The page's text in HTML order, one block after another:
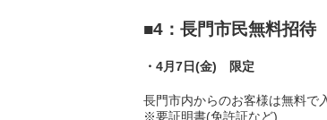
■4：長門市民無料招待
・4月7日(金) 限定
長門市内からのお客様は無料で
※要証明書(免許証など)